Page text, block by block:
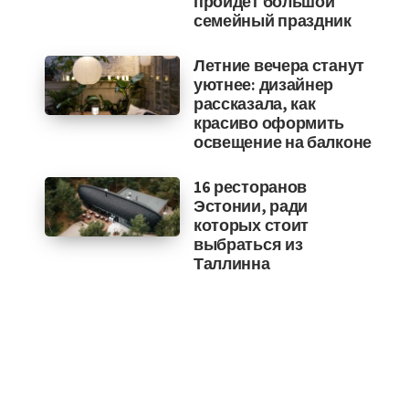
семейный праздник
Летние вечера станут
уютнее: дизайнер
рассказала, как
красиво оформить
освещение на балконе
16 ресторанов
Эстонии, ради
которых стоит
выбраться из
Таллинна